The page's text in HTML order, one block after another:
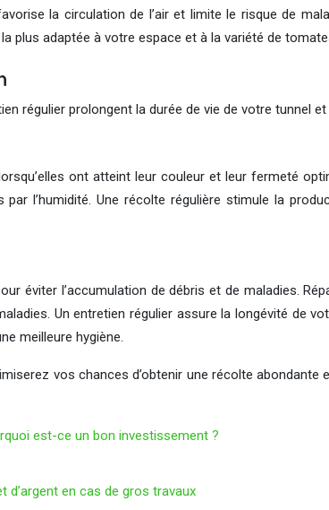
la circulation de l’air et limite le risque de
plus adaptée à votre espace et à la variété de
régulier prolongent la durée de vie de votre tunnel
ont atteint leur couleur et leur fermeté
par l’humidité. Une récolte régulière stimule la
éviter l’accumulation de débris et de maladies.
Un entretien régulier assure la longévité de
meilleure hygiène.
vos chances d’obtenir une récolte
est-ce un bon investissement ?
d’argent en cas de gros travaux